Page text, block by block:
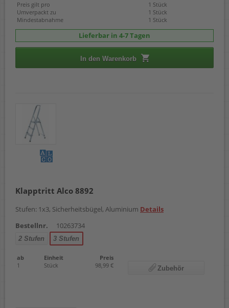
Preis gilt pro
1 Stück
Umverpackt zu
1 Stück
Mindestabnahme
1 Stück
Lieferbar in 4-7 Tagen
In den Warenkorb
Klapptritt Alco 8892
Stufen: 1x3, Sicherheitsbügel, Aluminium Details
Bestellnr.
10263734
2 Stufen 3 Stufen
ab Einheit
Preis
1
Stück 98,99 € Zubehör